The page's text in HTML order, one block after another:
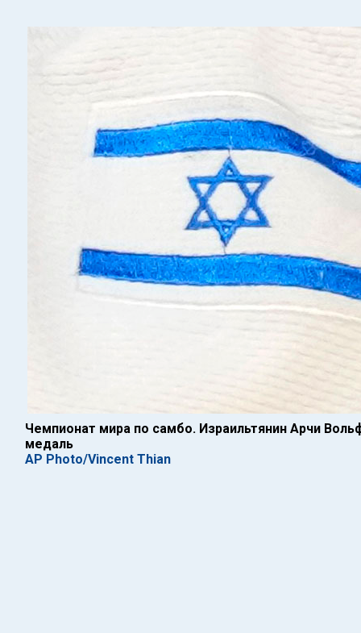
Чемпионат мира по самбо. Израильтянин Арчи
медаль
AP Photo/Vincent Thian